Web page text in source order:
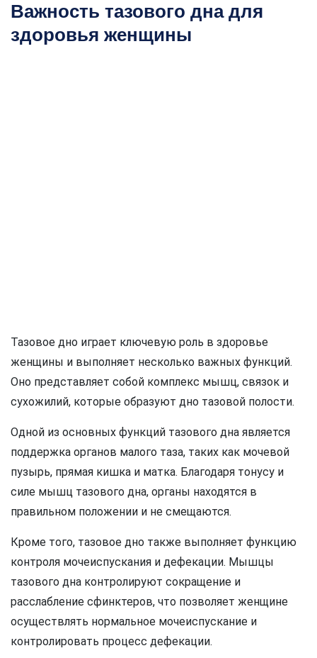
Важность тазового дна для
здоровья женщины
Тазовое дно играет ключевую роль в здоровье
женщины и выполняет несколько важных функций.
Оно представляет собой комплекс мышц, связок и
сухожилий, которые образуют дно тазовой полости.
Одной из основных функций тазового дна является
поддержка органов малого таза, таких как мочевой
пузырь, прямая кишка и матка. Благодаря тонусу и
силе мышц тазового дна, органы находятся в
правильном положении и не смещаются.
Кроме того, тазовое дно также выполняет функцию
контроля мочеиспускания и дефекации. Мышцы
тазового дна контролируют сокращение и
расслабление сфинктеров, что позволяет женщине
осуществлять нормальное мочеиспускание и
контролировать процесс дефекации.